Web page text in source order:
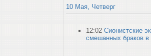
10 Мая, Четверг
12:02 Сионистские
смешанных браков в